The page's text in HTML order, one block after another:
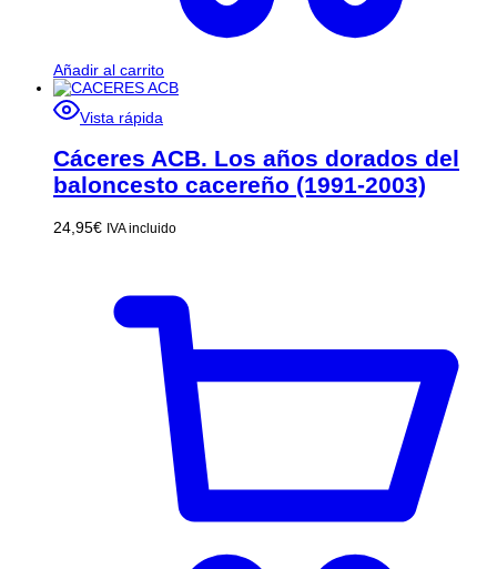
Añadir al carrito
Vista rápida
Cáceres ACB. Los años dorados del
baloncesto cacereño (1991-2003)
24,95€ IVA incluido